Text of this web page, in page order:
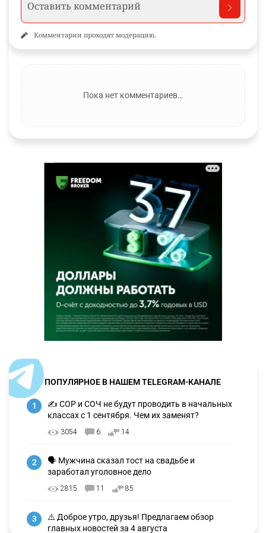
Комментарии проходят модерацию.
Пока нет комментариев…
ПОПУЛЯРНОЕ В НАШЕМ TELEGRAM-КАНАЛЕ
1
✍️ СОР и СОЧ не будут проводить в начальных
классах с 1 сентября. Чем их заменят?
3054 6 14
2
🗣 Мужчина сказал тост на свадьбе и
заработал уголовное дело
2815 11 85
3
⚠️ Доброе утро, друзья! Предлагаем обзор
главных новостей за 4 августа